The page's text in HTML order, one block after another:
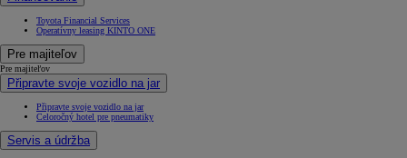
Toyota Financial Services
Operatívny leasing KINTO ONE
Pre majiteľov
Pre majiteľov
Připravte svoje vozidlo na jar
Připravte svoje vozidlo na jar
Celoročný hotel pre pneumatiky
Servis a údržba